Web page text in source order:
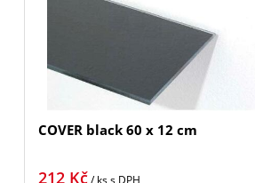
COVER black 60 x 12 cm
212Kč/ kss DPH